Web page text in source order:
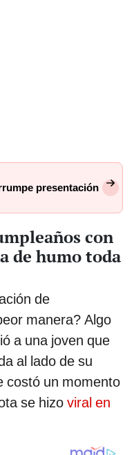
presentación
con
de humo toda
de
manera? Algo
a una joven que
al lado de su
costó un momento
se hizo viral en